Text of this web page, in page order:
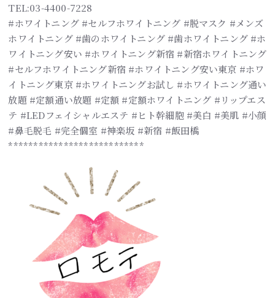
TEL:03-4400-7228
#ホワイトニング #セルフホワイトニング #脱マスク #メンズ
ホワイトニング #歯のホワイトニング #歯ホワイトニング #ホ
ワイトニング安い #ホワイトニング新宿 #新宿ホワイトニング
#セルフホワイトニング新宿 #ホワイトニング安い東京 #ホワ
イトニング東京 #ホワイトニングお試し #ホワイトニング通い
放題 #定額通い放題 #定額 #定額ホワイトニング #リップエス
テ #LEDフェイシャルエステ #ヒト幹細胞 #美白 #美肌 #小顔
#鼻毛脱毛 #完全個室 #神楽坂 #新宿 #飯田橋
***************************